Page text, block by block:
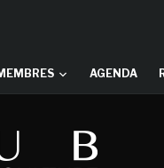
AGENDA